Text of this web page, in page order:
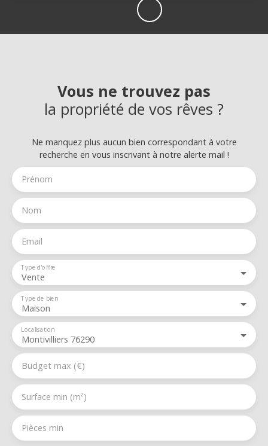
Vous ne trouvez pas
la propriété de vos rêves ?
Ne manquez plus aucun bien correspondant à votre
recherche en vous inscrivant à notre alerte mail !
Prénom
Nom
Email
Vente
Type d'offre
Maison
Type de bien
Montivilliers 76290
Localisation
Budget max (€)
Surface min (m²)
Pièces min